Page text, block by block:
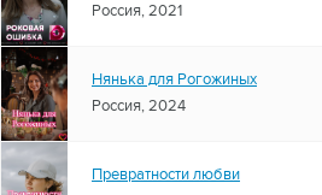
Россия, 2021
Нянька для Рогожиных
Россия, 2024
Превратности любви